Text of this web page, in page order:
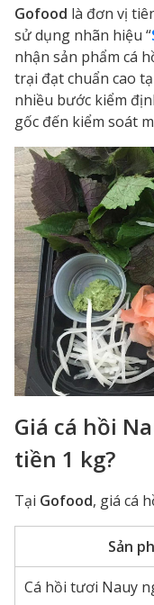
Gofood là đơn vị
sử dụng nhãn hiệu “
nhận sản phẩm cá
trại đạt chuẩn cao
nhiều bước kiểm
gốc đến kiểm soát
Giá cá hồi
tiền 1 kg?
Tại Gofood, giá cá
Sản
Cá hồi tươi Nauy